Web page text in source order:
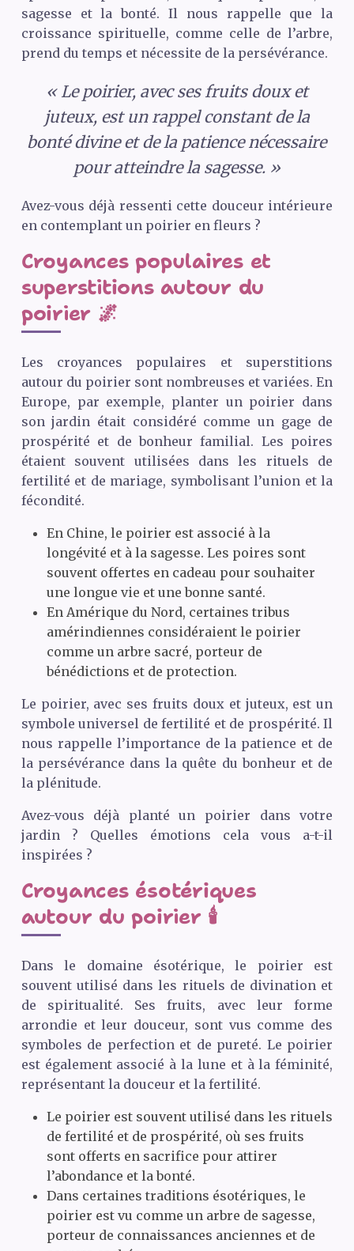
sagesse et la bonté. Il nous rappelle que la
croissance spirituelle, comme celle de l’arbre,
prend du temps et nécessite de la persévérance.
« Le poirier, avec ses fruits doux et
juteux, est un rappel constant de la
bonté divine et de la patience nécessaire
pour atteindre la sagesse. »
Avez-vous déjà ressenti cette douceur intérieure
en contemplant un poirier en fleurs ?
Croyances populaires et
superstitions autour du
poirier 🌌
Les croyances populaires et superstitions
autour du poirier sont nombreuses et variées. En
Europe, par exemple, planter un poirier dans
son jardin était considéré comme un gage de
prospérité et de bonheur familial. Les poires
étaient souvent utilisées dans les rituels de
fertilité et de mariage, symbolisant l’union et la
fécondité.
En Chine, le poirier est associé à la
longévité et à la sagesse. Les poires sont
souvent offertes en cadeau pour souhaiter
une longue vie et une bonne santé.
En Amérique du Nord, certaines tribus
amérindiennes considéraient le poirier
comme un arbre sacré, porteur de
bénédictions et de protection.
Le poirier, avec ses fruits doux et juteux, est un
symbole universel de fertilité et de prospérité. Il
nous rappelle l’importance de la patience et de
la persévérance dans la quête du bonheur et de
la plénitude.
Avez-vous déjà planté un poirier dans votre
jardin ? Quelles émotions cela vous a-t-il
inspirées ?
Croyances ésotériques
autour du poirier 🕯️
Dans le domaine ésotérique, le poirier est
souvent utilisé dans les rituels de divination et
de spiritualité. Ses fruits, avec leur forme
arrondie et leur douceur, sont vus comme des
symboles de perfection et de pureté. Le poirier
est également associé à la lune et à la féminité,
représentant la douceur et la fertilité.
Le poirier est souvent utilisé dans les rituels
de fertilité et de prospérité, où ses fruits
sont offerts en sacrifice pour attirer
l’abondance et la bonté.
Dans certaines traditions ésotériques, le
poirier est vu comme un arbre de sagesse,
porteur de connaissances anciennes et de